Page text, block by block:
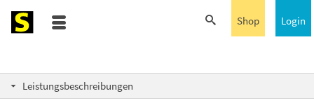
Login
Shop
Leistungsbeschreibungen